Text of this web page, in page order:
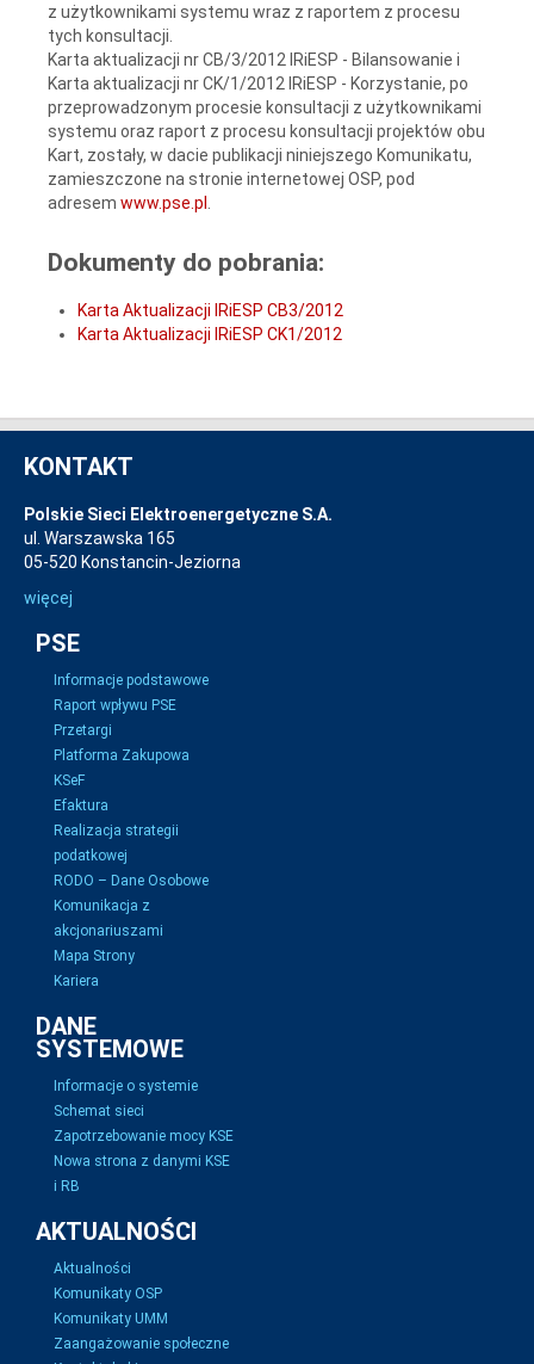
z użytkownikami systemu wraz z raportem z procesu
tych konsultacji.
Karta aktualizacji nr CB/3/2012 IRiESP - Bilansowanie i
Karta aktualizacji nr CK/1/2012 IRiESP - Korzystanie, po
przeprowadzonym procesie konsultacji z użytkownikami
systemu oraz raport z procesu konsultacji projektów obu
Kart, zostały, w dacie publikacji niniejszego Komunikatu,
zamieszczone na stronie internetowej OSP, pod
adresem www.pse.pl
Dokumenty do pobrania:
Karta Aktualizacji IRiESP CB3/2012
Karta Aktualizacji IRiESP CK1/2012
KONTAKT
Polskie Sieci Elektroenergetyczne S.A.
ul. Warszawska 165
05-520 Konstancin-Jeziorna
więcej
PSE
Informacje podstawowe
Raport wpływu PSE
Przetargi
Platforma Zakupowa
KSeF
Efaktura
Realizacja strategii
podatkowej
RODO – Dane Osobowe
Komunikacja z
akcjonariuszami
Mapa Strony
Kariera
DANE
SYSTEMOWE
Informacje o systemie
Schemat sieci
Zapotrzebowanie mocy KSE
Nowa strona z danymi KSE
i RB
AKTUALNOŚCI
Aktualności
Komunikaty OSP
Komunikaty UMM
Zaangażowanie społeczne